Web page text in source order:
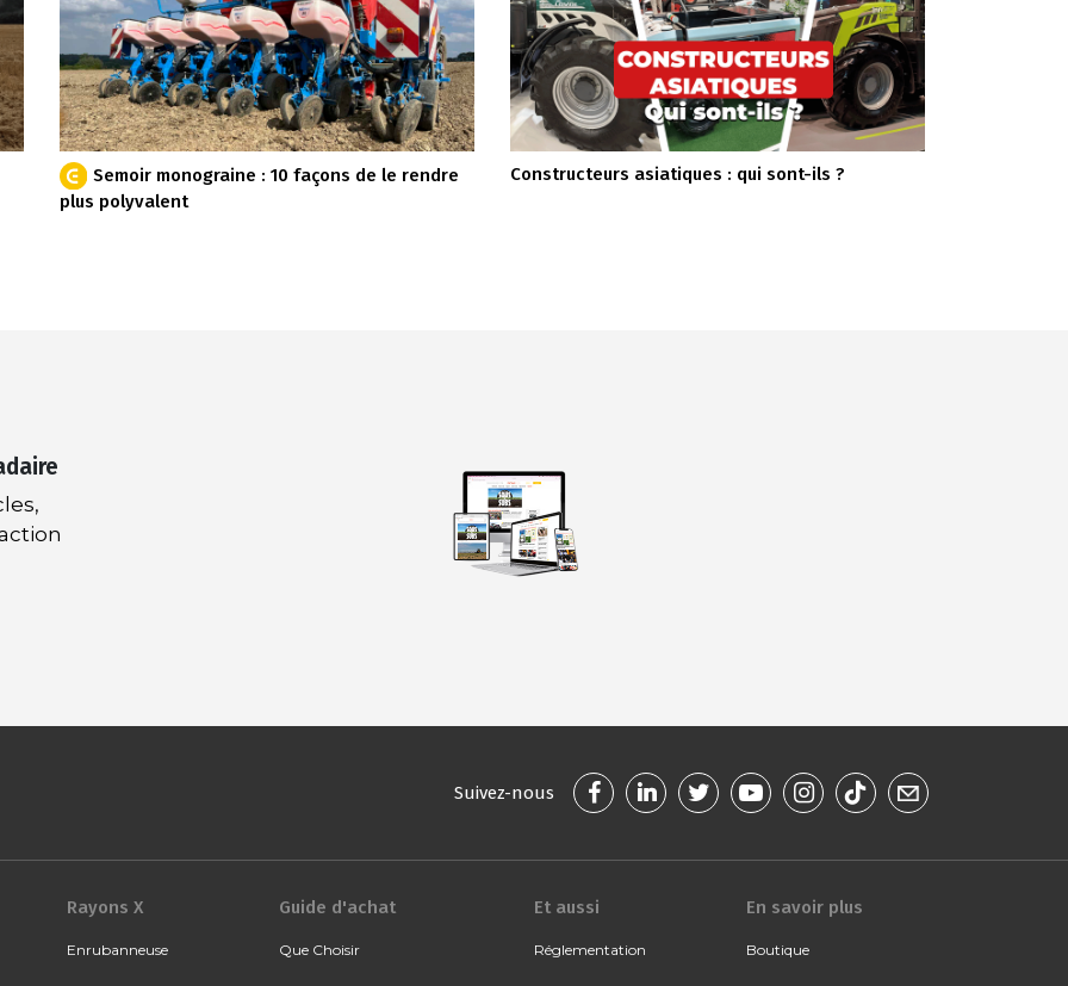
Semoir monograine : 10 façons de le rendre
plus polyvalent
Constructeurs asiatiques : qui sont-ils ?
Suivez-nous
Rayons X
Enrubanneuse
Guide d'achat
Que Choisir
Et aussi
Réglementation
En savoir plus
Boutique